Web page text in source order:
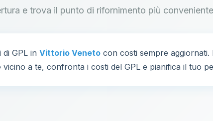
e trova il punto di rifornimento più
GPL in Vittorio Veneto con costi sempre aggiornati.
a te, confronta i costi del GPL e pianifica il tuo